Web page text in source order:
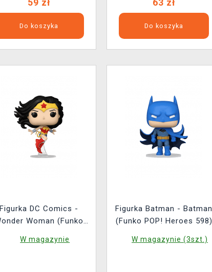
Do koszyka Do koszyka
Figurka DC Comics -
Woman (Funko
W magazynie
Figurka Batman - Batman
(Funko POP! Heroes 598)
W magazynie (3szt.)